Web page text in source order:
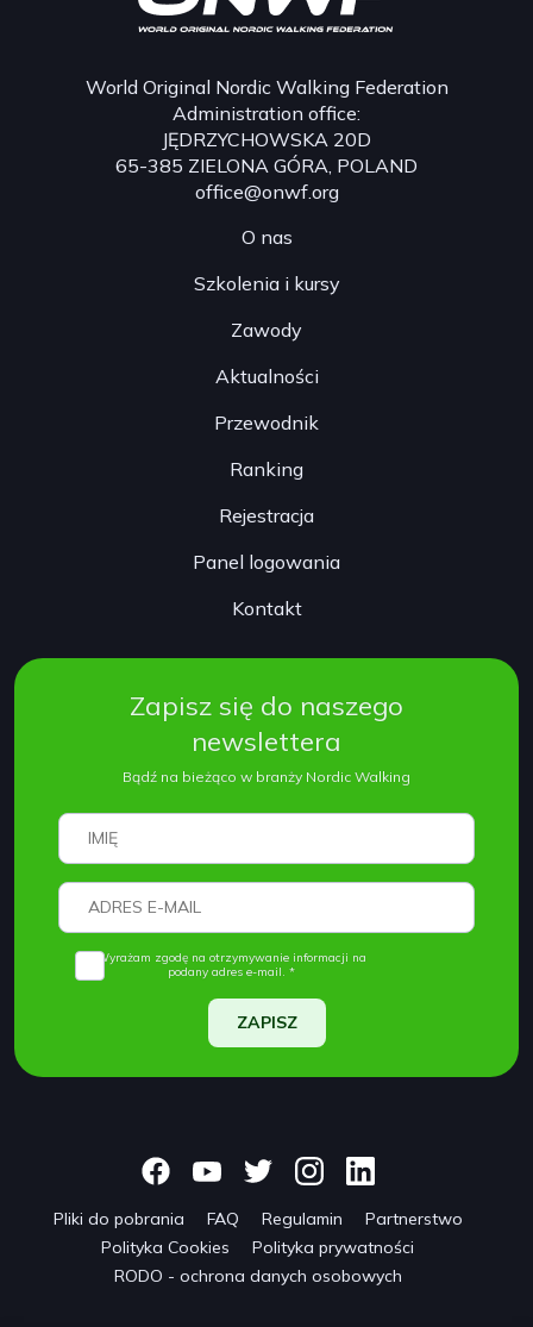
World Original Nordic Walking Federation
Administration office:
JĘDRZYCHOWSKA 20D
65-385 ZIELONA GÓRA, POLAND
office@onwf.org
O nas
Szkolenia i kursy
Zawody
Aktualności
Przewodnik
Ranking
Rejestracja
Panel logowania
Kontakt
Zapisz się do naszego
newslettera
Bądź na bieżąco w branży Nordic Walking
Wyrażam zgodę na otrzymywanie informacji na
podany adres e-mail. *
ZAPISZ
Pliki do pobrania FAQ Regulamin
Partnerstwo
Polityka Cookies
Polityka prywatności
RODO - ochrona danych osobowych